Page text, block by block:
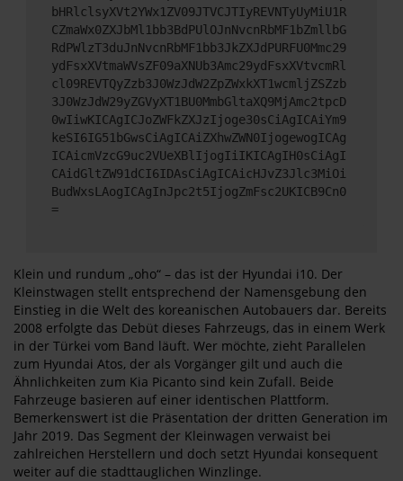
bHRlclsyXVt2YWx1ZV09JTVCJTIyREVNTyUyMiU1R
CZmaWx0ZXJbMl1bb3BdPUlOJnNvcnRbMF1bZmllbG
RdPWlzT3duJnNvcnRbMF1bb3JkZXJdPURFU0Mmc29
ydFsxXVtmaWVsZF09aXNUb3Amc29ydFsxXVtvcmRl
cl09REVTQyZzb3J0WzJdW2ZpZWxkXT1wcmljZSZzb
3J0WzJdW29yZGVyXT1BU0MmbGltaXQ9MjAmc2tpcD
0wIiwKICAgICJoZWFkZXJzIjoge30sCiAgICAiYm9
keSI6IG51bGwsCiAgICAiZXhwZWN0IjogewogICAg
ICAicmVzcG9uc2VUeXBlIjogIiIKICAgIH0sCiAgI
CAidGltZW91dCI6IDAsCiAgICAicHJvZ3Jlc3MiOi
BudWxsLAogICAgInJpc2t5IjogZmFsc2UKICB9Cn0
=
Klein und rundum „oho“ – das ist der Hyundai i10. Der
Kleinstwagen stellt entsprechend der Namensgebung den
Einstieg in die Welt des koreanischen Autobauers dar. Bereits
2008 erfolgte das Debüt dieses Fahrzeugs, das in einem Werk
in der Türkei vom Band läuft. Wer möchte, zieht Parallelen
zum Hyundai Atos, der als Vorgänger gilt und auch die
Ähnlichkeiten zum Kia Picanto sind kein Zufall. Beide
Fahrzeuge basieren auf einer identischen Plattform.
Bemerkenswert ist die Präsentation der dritten Generation im
Jahr 2019. Das Segment der Kleinwagen verwaist bei
zahlreichen Herstellern und doch setzt Hyundai konsequent
weiter auf die stadttauglichen Winzlinge.